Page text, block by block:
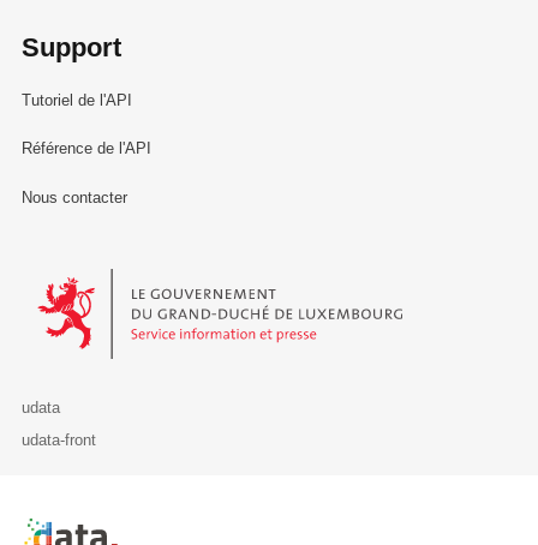
Support
Tutoriel de l'API
Référence de l'API
Nous contacter
Le Gouvernement du Grand-Duché de Luxembourg - Service
udata
udata-front
Retour à l'accueil de data.public.lu